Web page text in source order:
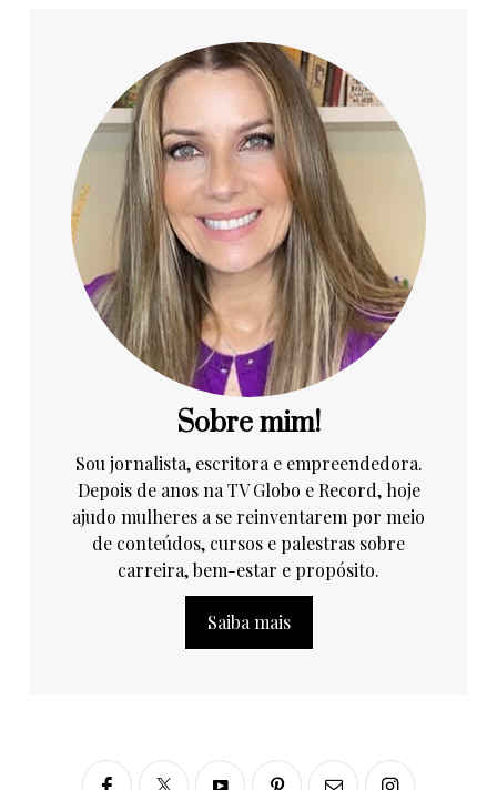
Sobre mim!
Sou jornalista, escritora e empreendedora.
Depois de anos na TV Globo e Record, hoje
ajudo mulheres a se reinventarem por meio
de conteúdos, cursos e palestras sobre
carreira, bem-estar e propósito.
Saiba mais